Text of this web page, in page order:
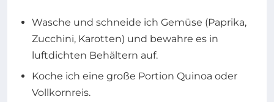
Wasche und schneide ich Gemüse (Paprika,
Zucchini, Karotten) und bewahre es in
luftdichten Behältern auf.
Koche ich eine große Portion Quinoa oder
Vollkornreis.